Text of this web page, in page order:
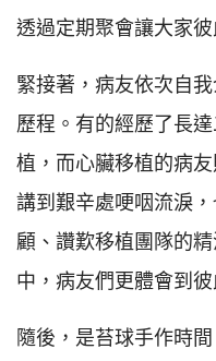
透過定期聚會讓大家彼
緊接著，病友依次自
歷程。有的經歷了長
植，而心臟移植的病
講到艱辛處哽咽流淚
顧、讚歎移植團隊的
中，病友們更體會到
隨後，是苔球手作時